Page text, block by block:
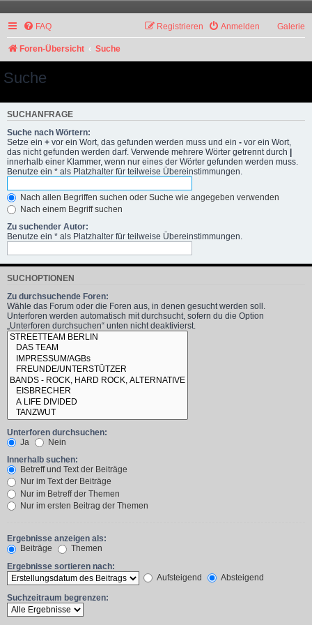
Galerie
FAQ Anmelden
Registrieren
Foren-Übersicht Suche
Suche
SUCHANFRAGE
Suche nach Wörtern:
Setze ein + vor ein Wort, das gefunden werden muss und ein - vor ein Wort,
das nicht gefunden werden darf. Verwende mehrere Wörter getrennt durch |
innerhalb einer Klammer, wenn nur eines der Wörter gefunden werden muss.
Benutze ein * als Platzhalter für teilweise Übereinstimmungen.
Nach allen Begriffen suchen oder Suche wie angegeben verwenden
Nach einem Begriff suchen
Zu suchender Autor:
Benutze ein * als Platzhalter für teilweise Übereinstimmungen.
SUCHOPTIONEN
Zu durchsuchende Foren:
Wähle das Forum oder die Foren aus, in denen gesucht werden soll.
Unterforen werden automatisch mit durchsucht, sofern du die Option
„Unterforen durchsuchen“ unten nicht deaktivierst.
Unterforen durchsuchen:
Ja
Nein
Innerhalb suchen:
Betreff und Text der Beiträge
Nur im Text der Beiträge
Nur im Betreff der Themen
Nur im ersten Beitrag der Themen
Ergebnisse anzeigen als:
Beiträge
Themen
Ergebnisse sortieren nach:
Aufsteigend
Absteigend
Suchzeitraum begrenzen: